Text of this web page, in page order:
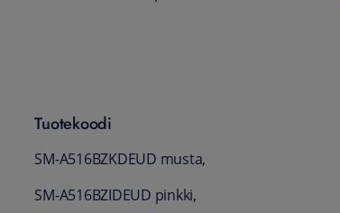
Tuotekoodi
SM-A516BZKDEUD musta,
SM-A516BZIDEUD pinkki,